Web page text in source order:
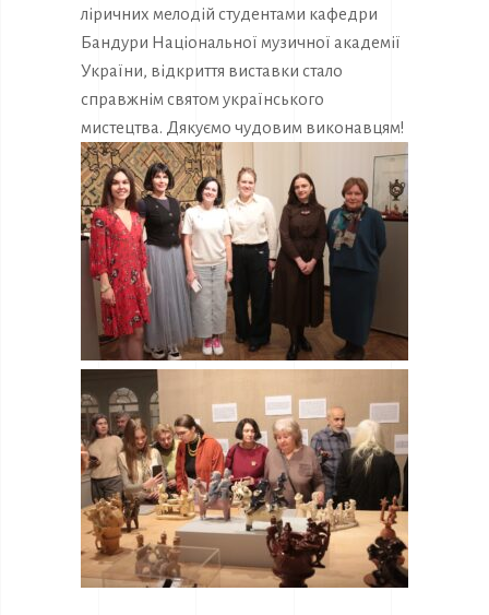
ліричних мелодій студентами кафедри
Бандури Національної музичної академії
України, відкриття виставки стало
справжнім святом українського
мистецтва. Дякуємо чудовим виконавцям!